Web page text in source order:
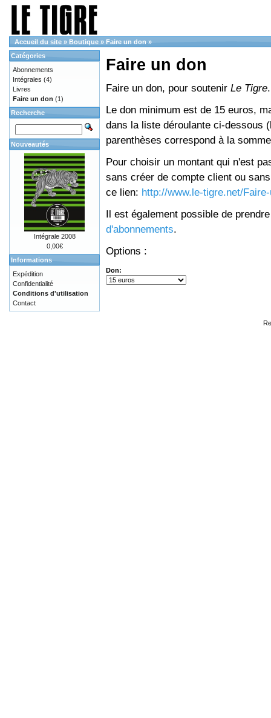
Accueil du site » Boutique » Faire un don »
Faire un don
Faire un don, pour soutenir Le Tigre.
Le don minimum est de 15 euros,
dans la liste déroulante ci-dessous
parenthèses correspond à la
Pour choisir un montant qui n'est
sans créer de compte client ou
ce lien: http://www.le-tigre.net/
Il est également possible de
d'abonnements.
Options :
Don:
Catégories
Abonnements
Intégrales (4)
Livres
Faire un don (1)
Recherche
Nouveautés
Intégrale 2008
0,00€
Informations
Expédition
Confidentialité
Conditions d'utilisation
Contact